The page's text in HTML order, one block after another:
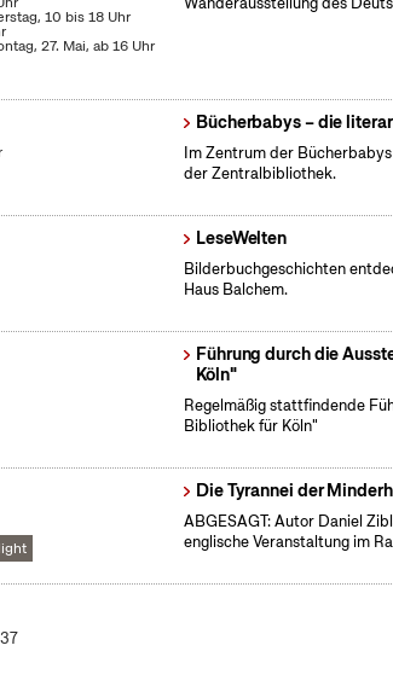
10 bis 18 Uhr
27. Mai, ab 16 Uhr
Bücherbabys – die
Im Zentrum der
der Zentralbibliothek.
LeseWelten
Bilderbuchgeschichten
Haus Balchem.
Führung durch die
Köln"
Regelmäßig stattfindende
Bibliothek für Köln"
Die Tyrannei der
ABGESAGT: Autor Daniel
englische Veranstaltung im